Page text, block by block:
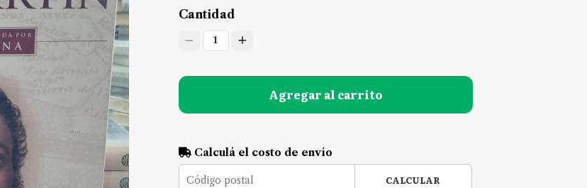
Cantidad
1
Agregar al carrito
Calculá el costo de envío
CALCULAR